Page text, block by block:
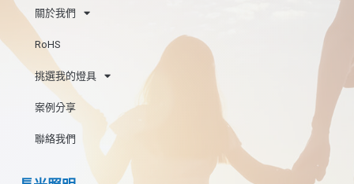
關於我們
RoHS
挑選我的燈具
案例分享
聯絡我們